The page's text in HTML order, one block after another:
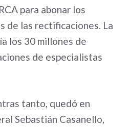
para abonar los
de las rectificaciones. La
los 30 millones de
de especialistas
tanto, quedó en
Sebastián Casanello,